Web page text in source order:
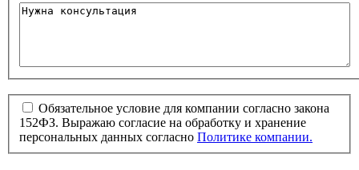
Обязательное условие для компании согласно закона
152ФЗ. Выражаю согласие на обработку и хранение
персональных данных согласно Политике компании.